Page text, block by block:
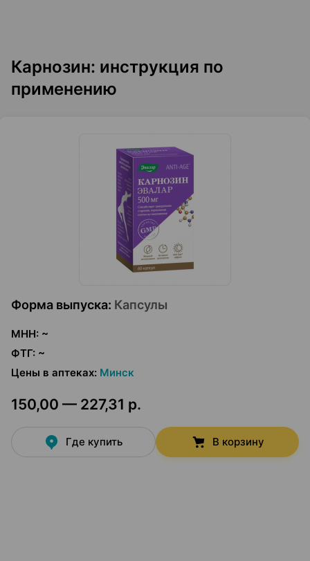
Карнозин: инструкция по
применению
Форма выпуска: Капсулы
МНН: ~
ФТГ: ~
Цены в аптеках: Минск
150,00 — 227,31 р.
Где купить В корзину